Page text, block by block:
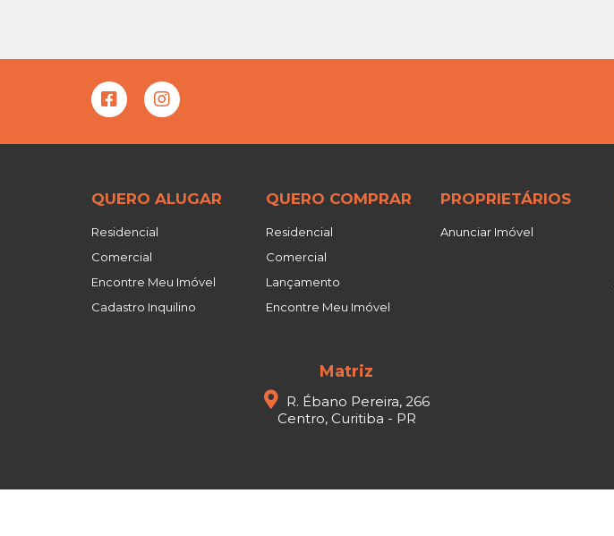
QUERO ALUGAR
Residencial
Comercial
Encontre Meu Imóvel
Cadastro Inquilino
QUERO COMPRAR
Residencial
Comercial
Lançamento
Encontre Meu Imóvel
PROPRIETÁRIOS
Anunciar Imóvel
Matriz
R. Ébano Pereira, 266
Centro, Curitiba - PR